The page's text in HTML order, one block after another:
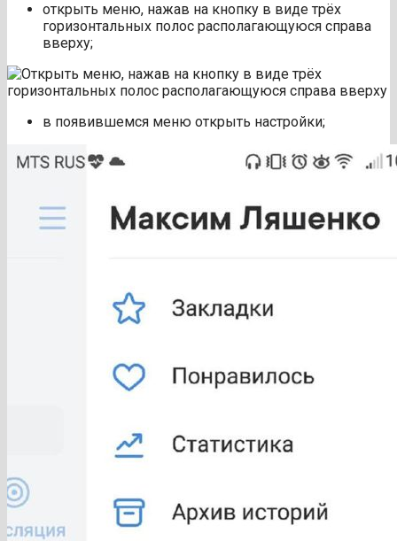
открыть меню, нажав на кнопку в виде трёх
горизонтальных полос располагающуюся справа
вверху;
в появившемся меню открыть настройки;